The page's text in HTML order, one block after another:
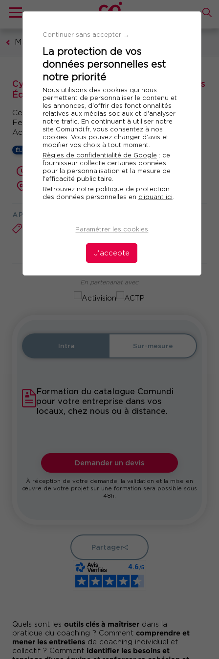
Continuer sans accepter →
La protection de vos
données personnelles est
notre priorité
Nous utilisons des cookies qui nous
permettent de personnaliser le contenu et
les annonces, d'offrir des fonctionnalités
relatives aux médias sociaux et d'analyser
notre trafic. En continuant à utiliser notre
site Comundi.fr, vous consentez à nos
cookies. Vous pouvez changer d’avis et
modifier vos choix à tout moment.
Règles de confidentialité de Google : ce
fournisseur collecte certaines données
pour la personnalisation et la mesure de
l'efficacité publicitaire.
Retrouvez notre politique de protection
des données personnelles en cliquant ici
Paramétrer les cookies
J'accepte
Management et leadership
APPORTEURS AFFAIRES / FORMATION
Télécharger le programme
Cycle certifiant : Coaching des Individus, des
Équipes et des Organisations
Certification ICF International Coaching
Federation Activision CIEO - En partenariat avec
Activision Coaching Institute
ÉLIGIBLE CPF
20 jours (140 heures)
présentiel ou à distance
Quels sont les outils clés à maîtriser dans la
pratique du coaching ? Comment comprendre et
mener les entretiens de coaching individuel et
collectif ? Comment identifier les besoins et
En partenariat avec
Intra Sur-mesure
Formation du catalogue Comundi
pour votre entreprise dans vos
locaux, chez nous ou à distance.
Demander un devis
À réception de votre demande, la validation et la mise en
œuvre de votre projet sur une formation sera possible sous
48h.
Partager